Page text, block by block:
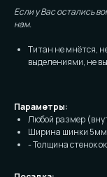
Если у Вас остались
нам.
Титан не мнётся,
выделениями, не
Параметры:
Любой размер
Ширина шинки
- Толщина стенок